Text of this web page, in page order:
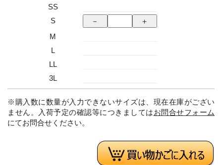
SS
S
M
L
LL
3L
※購入数に数量が入力できないサイズは、現在在庫がござい
ません。入荷予定の確認等につきましてはお問合せフォーム
にてお問合せください。